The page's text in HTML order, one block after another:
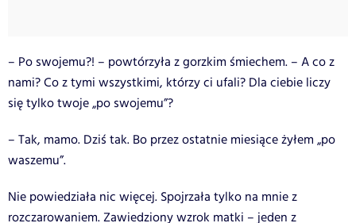
– Po swojemu?! – powtórzyła z gorzkim śmiechem. – A co z
nami? Co z tymi wszystkimi, którzy ci ufali? Dla ciebie liczy
się tylko twoje „po swojemu”?
– Tak, mamo. Dziś tak. Bo przez ostatnie miesiące żyłem „po
waszemu”.
Nie powiedziała nic więcej. Spojrzała tylko na mnie z
rozczarowaniem. Zawiedziony wzrok matki – jeden z